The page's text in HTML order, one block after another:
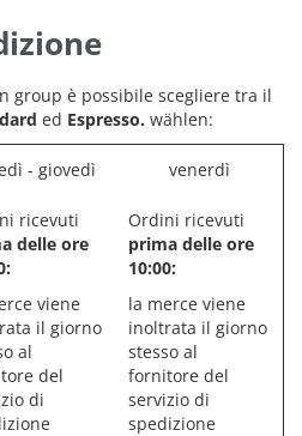
group è possibile scegliere tra il
ed Espresso. wählen:
- giovedì venerdì
ricevuti
delle ore
viene
il giorno
al
del
di
Ordini ricevuti
prima delle ore
10:00:
la merce viene
inoltrata il giorno
stesso al
fornitore del
servizio di
spedizione